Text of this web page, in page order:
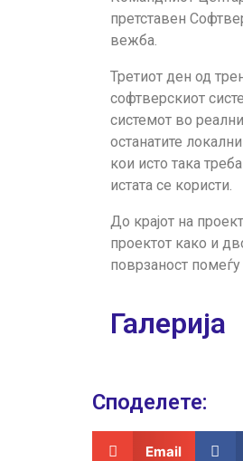
претставен
вежба.
Третиот ден од
софтверскиот
системот во
останатите
кои исто така
истата се користи.
До крајот на
проектот како и
поврзаност помеѓу
Галерија
Споделeте:
Email